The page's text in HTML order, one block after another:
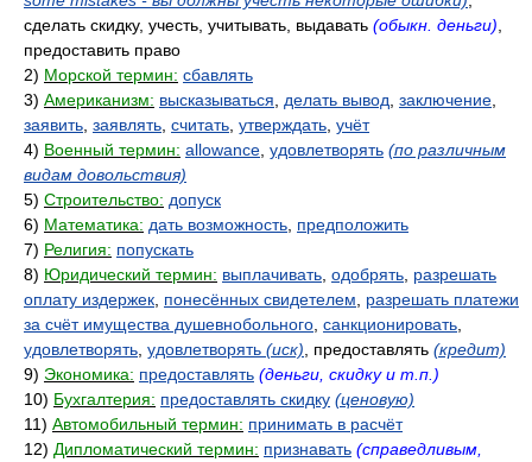
сделать скидку, учесть, учитывать, выдавать (обыкн. деньги)
предоставить право
2) Морской термин: сбавлять
3) Американизм: высказываться делать вывод заключение
заявить заявлять считать утверждать учёт
4) Военный термин: allowance удовлетворять (по различным
видам довольствия)
5) Строительство: допуск
6) Математика: дать возможность предположить
7) Религия: попускать
8) Юридический термин: выплачивать одобрять разрешать
оплату издержек понесённых свидетелем
разрешать платежи
за счёт имущества душевнобольного санкционировать
удовлетворять удовлетворять (иск) , предоставлять (кредит)
9) Экономика: предоставлять (деньги, скидку и т.п.)
10) Бухгалтерия: предоставлять скидку (ценовую)
11) Автомобильный термин: принимать в расчёт
12) Дипломатический термин: признавать (справедливым,